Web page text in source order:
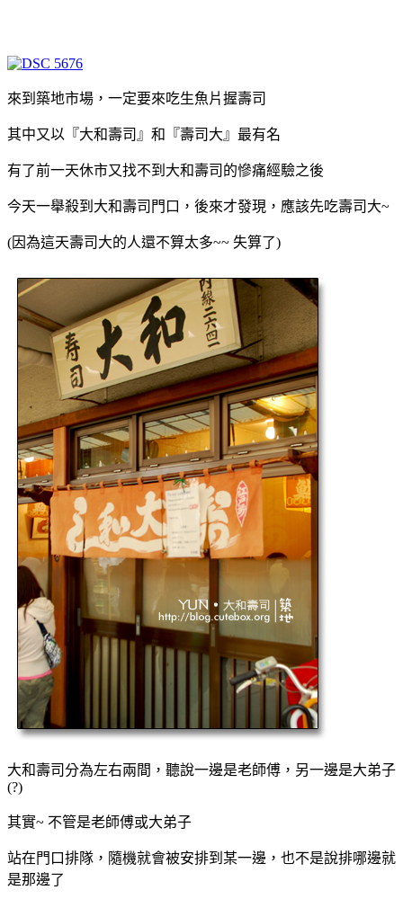
來到築地市場，一定要來吃生魚片握壽司
其中又以『大和壽司』和『壽司大』最有名
有了前一天休市又找不到大和壽司的慘痛經驗之後
今天一舉殺到大和壽司門口，後來才發現，應該先吃壽司大~
(因為這天壽司大的人還不算太多~~ 失算了)
大和壽司分為左右兩間，聽說一邊是老師傅，另一邊是大弟子
(?)
其實~ 不管是老師傅或大弟子
站在門口排隊，隨機就會被安排到某一邊，也不是說排哪邊就
是那邊了